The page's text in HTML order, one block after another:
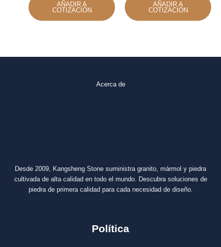
AÑADIR A
COTIZACIÓN
AÑADIR A
COTIZACIÓN
Acerca de
Desde 2009, Kangsheng Stone suministra granito, mármol y piedra
cultivada de alta calidad en todo el mundo. Descubra soluciones de
piedra de primera calidad para cada necesidad de diseño.
Política